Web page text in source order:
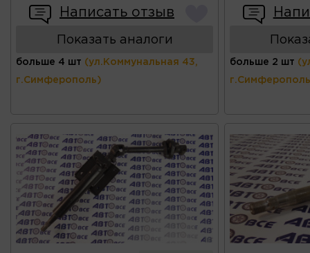
Написать отзыв
Показать аналоги
больше 4 шт (ул.Коммунальная 43,
г.Симферополь)
больше 2 шт